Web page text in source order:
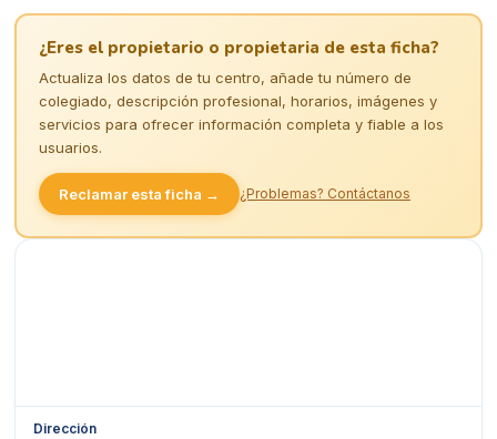
¿Eres el propietario o propietaria de esta ficha?
Actualiza los datos de tu centro, añade tu número de
colegiado, descripción profesional, horarios, imágenes y
servicios para ofrecer información completa y fiable a los
usuarios.
Reclamar esta ficha → ¿Problemas? Contáctanos
Dirección